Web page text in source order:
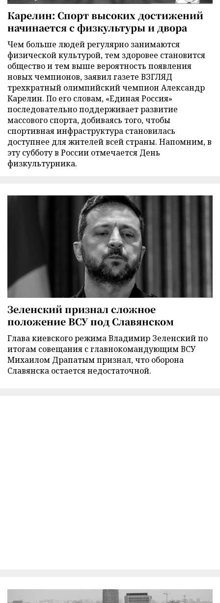
Карелин: Спорт высоких достижений
начинается с физкультуры и двора
Чем больше людей регулярно занимаются
физической культурой, тем здоровее становится
общество и тем выше вероятность появления
новых чемпионов, заявил газете ВЗГЛЯД
трехкратный олимпийский чемпион Александр
Карелин. По его словам, «Единая Россия»
последовательно поддерживает развитие
массового спорта, добиваясь того, чтобы
спортивная инфраструктура становилась
доступнее для жителей всей страны. Напомним, в
эту субботу в России отмечается День
физкультурника.
Зеленский признал сложное
положение ВСУ под Славянском
Глава киевского режима Владимир Зеленский по
итогам совещания с главнокомандующим ВСУ
Михаилом Драпатым признал, что оборона
Славянска остается недостаточной.